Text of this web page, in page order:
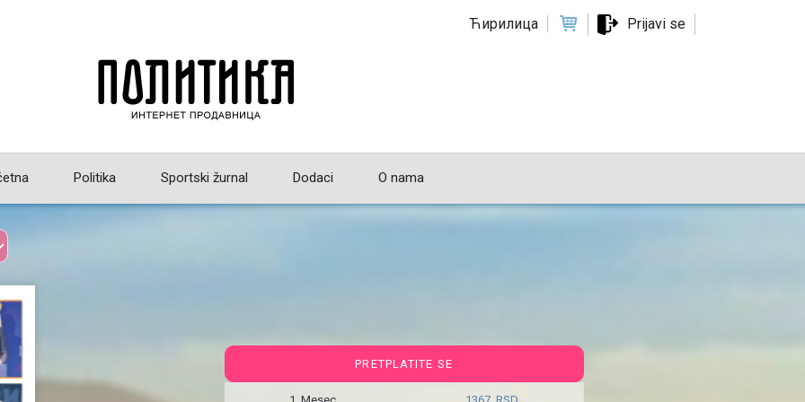
Ћирилица Prijavi se
Politika Sportski žurnal Dodaci O nama
PRETPLATITE SE